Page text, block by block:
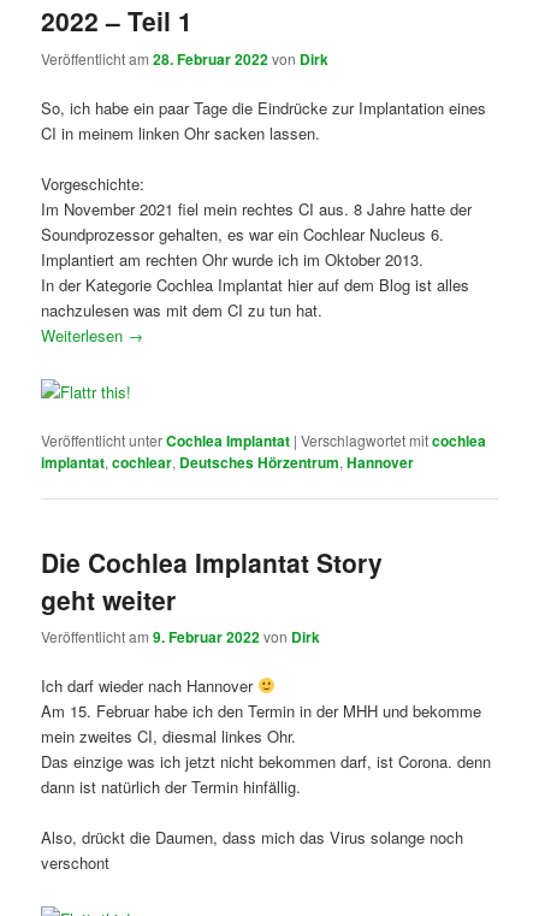
2022 – Teil 1
Veröffentlicht am28. Februar 2022von Dirk
So, ich habe ein paar Tage die Eindrücke zur Implantation eines
CI in meinem linken Ohr sacken lassen.
Vorgeschichte:
Im November 2021 fiel mein rechtes CI aus. 8 Jahre hatte der
Soundprozessor gehalten, es war ein Cochlear Nucleus 6.
Implantiert am rechten Ohr wurde ich im Oktober 2013.
In der Kategorie Cochlea Implantat hier auf dem Blog ist alles
nachzulesen was mit dem CI zu tun hat.
Weiterlesen →
Veröffentlicht unterCochlea Implantat |Verschlagwortet mitcochlea
implantat,cochlear, Deutsches Hörzentrum,Hannover
Die Cochlea Implantat Story
geht weiter
Veröffentlicht am9. Februar 2022von Dirk
Ich darf wieder nach Hannover
Am 15. Februar habe ich den Termin in der MHH und bekomme
mein zweites CI, diesmal linkes Ohr.
Das einzige was ich jetzt nicht bekommen darf, ist Corona. denn
dann ist natürlich der Termin hinfällig.
Also, drückt die Daumen, dass mich das Virus solange noch
verschont